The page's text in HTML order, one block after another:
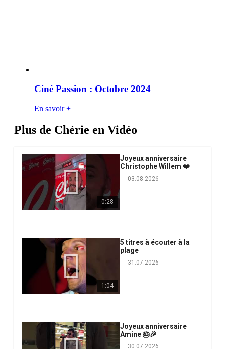
Ciné Passion : Octobre 2024
En savoir +
Plus de Chérie en Vidéo
0:28
Joyeux anniversaire
Christophe Willem ❤️
03.08.2026
1:04
5 titres à écouter à la
plage
31.07.2026
Joyeux anniversaire
Amine 🎂🎉
30.07.2026